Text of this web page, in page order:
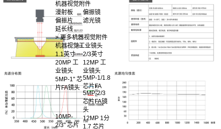
机器视觉附件
漫射板
偏振镜
偏振片
滤光镜
延长线
> 更多机器视觉附件
机器视觉工业镜头
1.1英寸
20MP 工
业镜头
2/3英寸
12MP 工
业镜头
5MP-1" 芯
片FA镜头
5MP-1/1.8
芯片FA
5MP-2/3
芯片FA镜
头
10MP-
2/3" 芯片
12MP 1分
1.7 芯片